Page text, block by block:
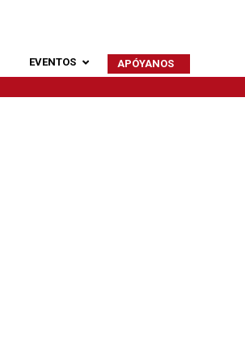
EVENTOS APÓYANOS